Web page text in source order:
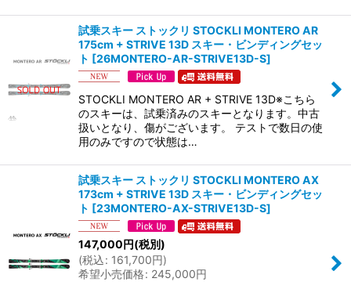
試乗スキー ストックリ STOCKLI MONTERO AR
175cm + STRIVE 13D スキー・ビンディングセッ
ト [26MONTERO-AR-STRIVE13D-S]
STOCKLI MONTERO AR + STRIVE 13D※こちら
のスキーは、試乗済みのスキーとなります。中古
扱いとなり、傷がございます。 テストで数日の使
用のみですので状態は…
試乗スキー ストックリ STOCKLI MONTERO AX
173cm + STRIVE 13D スキー・ビンディングセッ
ト [23MONTERO-AX-STRIVE13D-S]
147,000円(税別)
(税込: 161,700円)
希望小売価格: 245,000円